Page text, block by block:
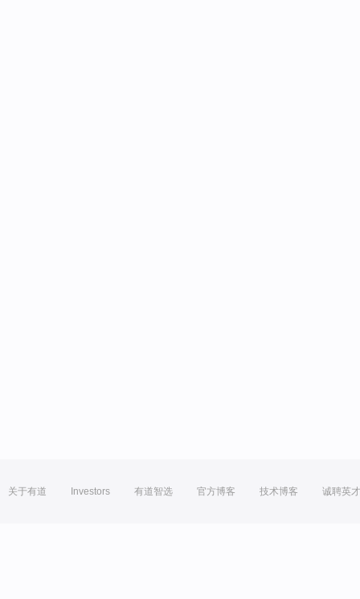
关于有道 Investors 有道智选 官方博客 技术博客 诚聘英才